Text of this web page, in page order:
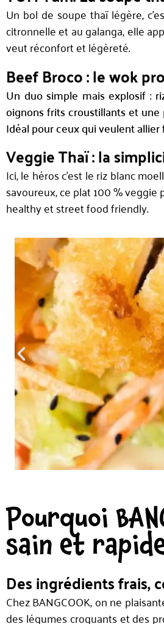
Un bol de soupe thaï légère,
citronnelle et au galanga, elle
veut réconfort et légèreté.
Beef Broco : le wok
Un duo simple mais explosif :
oignons frits croustillants et
Idéal pour ceux qui veulent
Veggie Thaï : la
Ici, le héros c’est le riz blanc
savoureux, ce plat 100 %
healthy et street food friendly.
Pourquoi
sain et
Des ingrédients frais,
Chez BANGCOOK, on ne
des légumes croquants et des